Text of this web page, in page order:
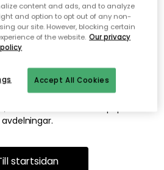
inte sidan du
söker
inte längre finns eller att den har
för besväret. I menyn ovan kan du
eller besöka en av våra populära
avdelningar.
startsidan
content and ads, and to analyze
and option to opt out of any non-
our site. However, blocking certain
of the website. Our privacy
Accept All Cookies